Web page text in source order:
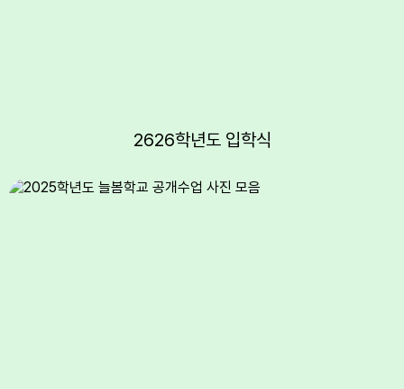
2626학년도 입학식